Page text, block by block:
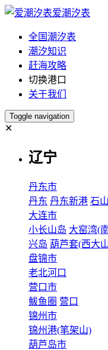
爱潮汐表
全国潮汐表
潮汐知识
赶海攻略
切换港口
关于我们
Toggle navigation
✕
辽宁
丹东市
丹东 丹东新港 石
大连市
小长山岛 大窑湾(
兴岛 葫芦套(西大
盘锦市
老北河口
营口市
鲅鱼圈 营口
锦州市
锦州港(笔架山)
葫芦岛市